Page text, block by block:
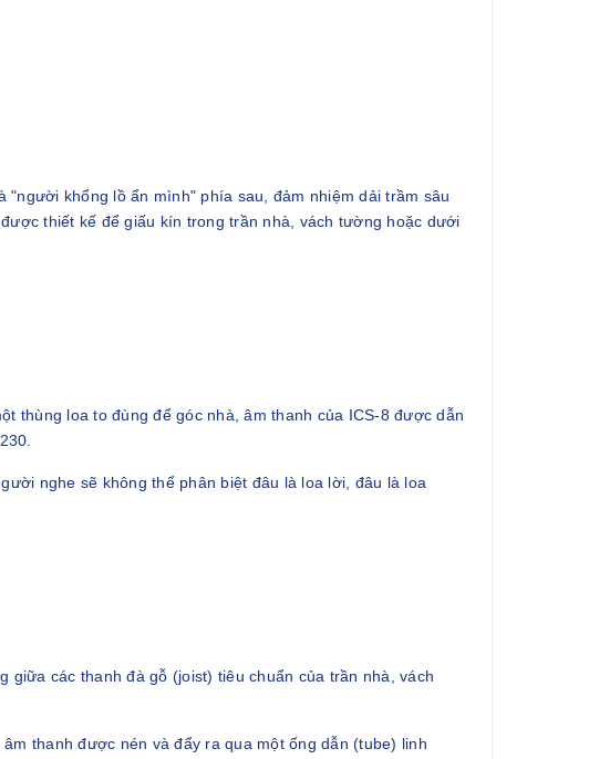
"người khổng lồ ẩn mình" phía sau, đảm nhiệm dải trầm sâu
thiết kế để giấu kín trong trần nhà, vách tường hoặc dưới
thùng loa to đùng để góc nhà, âm thanh của ICS-8 được dẫn
nghe sẽ không thể phân biệt đâu là loa lời, đâu là loa
các thanh đà gỗ (joist) tiêu chuẩn của trần nhà, vách
thanh được nén và đẩy ra qua một ống dẫn (tube) linh